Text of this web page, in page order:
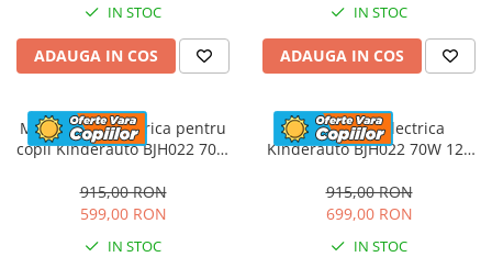
IN STOC
ADAUGA IN COS
IN STOC
ADAUGA IN COS
Motocicleta electrica pentru
copii Kinderauto BJH022 70W
915,00 RON
599,00 RON
IN STOC
Motocicleta electrica
Kinderauto BJH022 70W 12V
culoare Rosie
915,00 RON
699,00 RON
IN STOC